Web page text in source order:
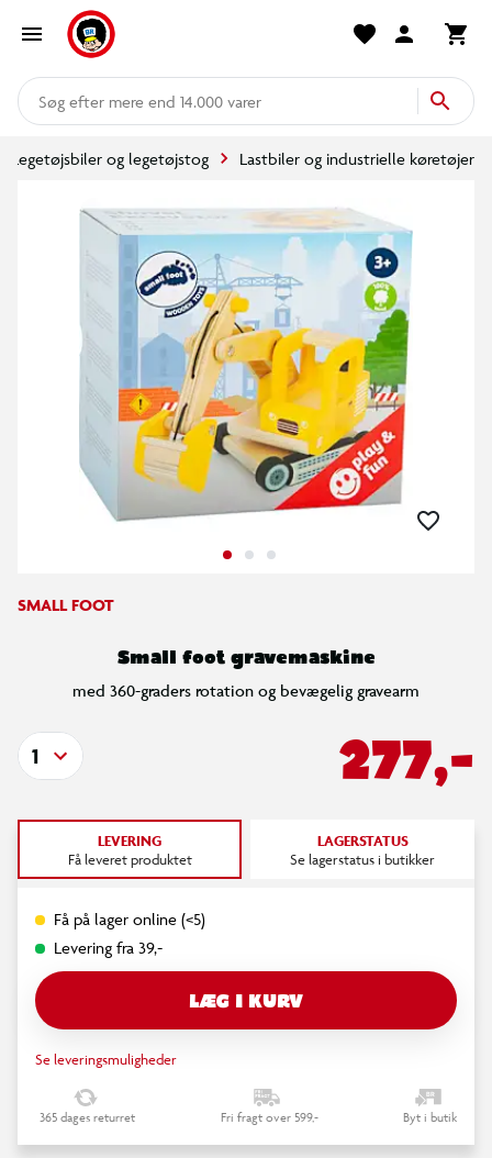
mere end 14.000 varer
Legetøjsbiler og legetøjstog Lastbiler og industrielle køretøjer
SMALL FOOT
Small foot gravemaskine
med 360-graders rotation og bevægelig gravearm
277,-
1
LEVERING
Få leveret produktet
LAGERSTATUS
Se lagerstatus i butikker
Få på lager online (<5)
Levering fra 39,-
LÆG I KURV
Se leveringsmuligheder
365 dages returret Fri fragt over 599,- Byt i butik